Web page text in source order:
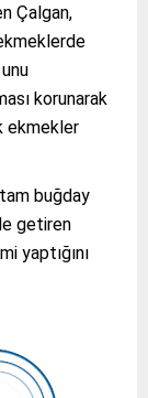
Çalgan,
korunarak
ekmekler
buğday
getiren
yaptığını